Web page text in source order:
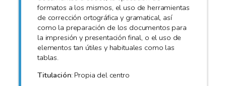
formatos a los mismos, el uso de herramientas
de corrección ortográfica y gramatical, así
como la preparación de los documentos para
la impresión y presentación final, o el uso de
elementos tan útiles y habituales como las
tablas.
Titulación: Propia del centro